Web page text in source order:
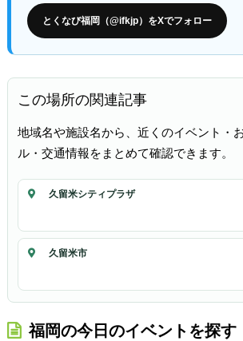
とくなび福岡（@ifkjp）をXでフォロー
この場所の関連記事
地域名や施設名から、近くのイベント・
ル・交通情報をまとめて確認できます。
久留米シティプラザ
久留米市
福岡の今日のイベントを探す